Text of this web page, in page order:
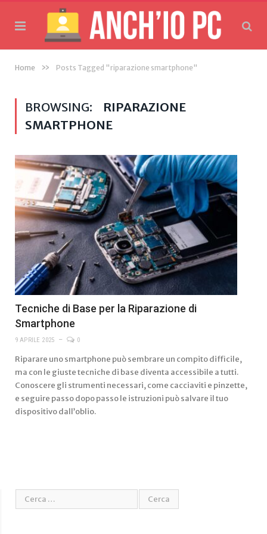
Home » Posts Tagged "riparazione smartphone"
BROWSING:
RIPARAZIONE
SMARTPHONE
Tecniche di Base per la Riparazione di
Smartphone
9 APRILE 2025 0
Riparare uno smartphone può sembrare un compito difficile,
ma con le giuste tecniche di base diventa accessibile a tutti.
Conoscere gli strumenti necessari, come cacciaviti e pinzette,
e seguire passo dopo passo le istruzioni può salvare il tuo
dispositivo dall’oblio.